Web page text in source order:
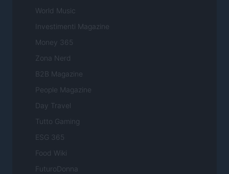
World Music
Investimenti Magazine
Money 365
Zona Nerd
B2B Magazine
People Magazine
Day Travel
Tutto Gaming
ESG 365
Food Wiki
FuturoDonna